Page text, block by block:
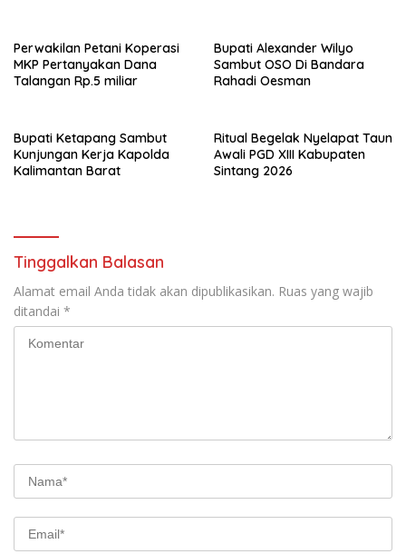
Perwakilan Petani Koperasi
MKP Pertanyakan Dana
Talangan Rp.5 miliar
Bupati Alexander Wilyo
Sambut OSO Di Bandara
Rahadi Oesman
Bupati Ketapang Sambut
Kunjungan Kerja Kapolda
Kalimantan Barat
Ritual Begelak Nyelapat Taun
Awali PGD XIII Kabupaten
Sintang 2026
Tinggalkan Balasan
Alamat email Anda tidak akan dipublikasikan. Ruas yang wajib
ditandai *